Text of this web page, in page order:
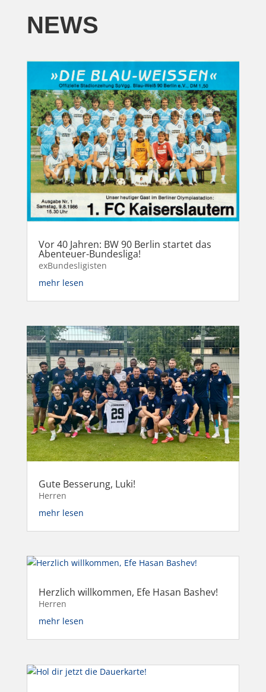
NEWS
Vor 40 Jahren: BW 90 Berlin startet das
Abenteuer-Bundesliga!
exBundesligisten
mehr lesen
Gute Besserung, Luki!
Herren
mehr lesen
Herzlich willkommen, Efe Hasan Bashev!
Herren
mehr lesen